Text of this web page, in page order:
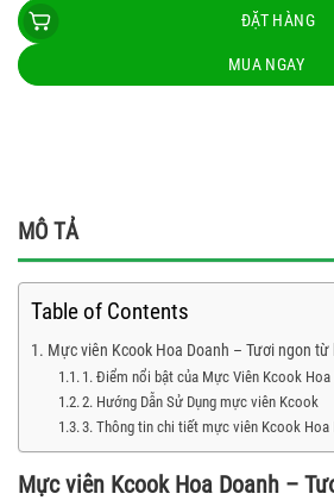
ĐẶT HÀNG
MUA NGAY
MÔ TẢ
Table of Contents
Mực viên Kcook Hoa Doanh – Tươi ngon từ
1. Điểm nổi bật của Mực Viên Kcook Hoa
2. Hướng Dẫn Sử Dụng mực viên Kcook
3. Thông tin chi tiết mực viên Kcook Hoa
Mực viên Kcook Hoa Doanh –